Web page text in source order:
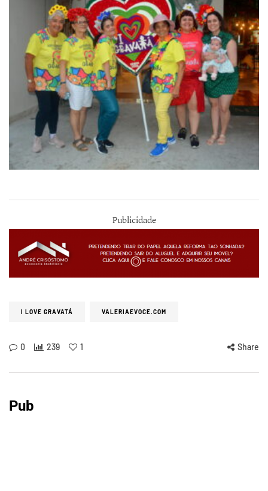
Publicidade
I LOVE GRAVATÁ VALERIAEVOCE.COM
0 239 1 Share
Pub